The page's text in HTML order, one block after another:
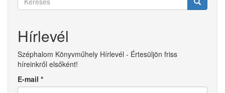
Hírlevél
Széphalom Könyvműhely Hírlevél - Értesüljön friss
híreinkről elsőként!
E-mail *